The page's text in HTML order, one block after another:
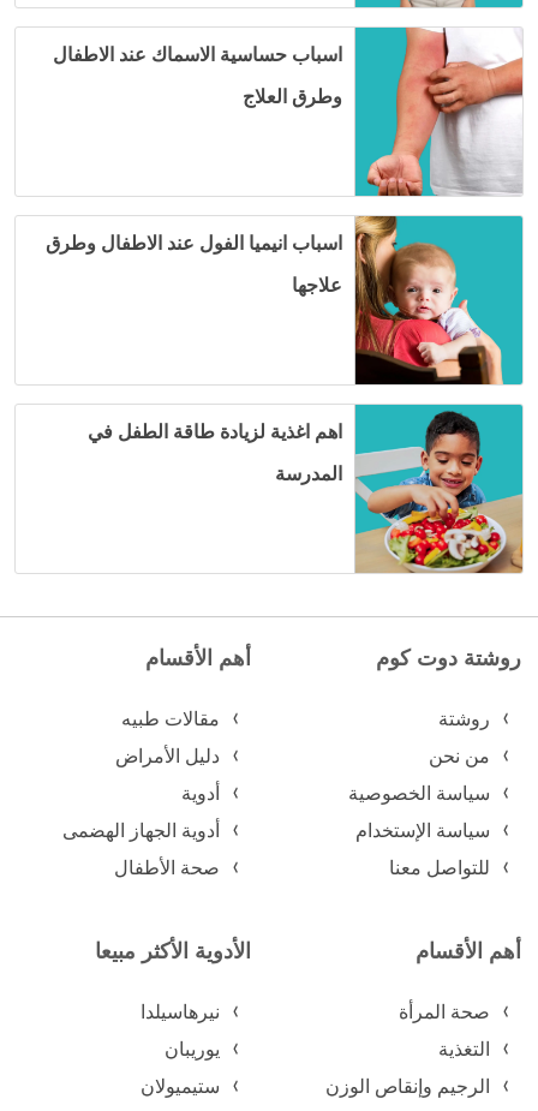
اسباب حساسية الاسماك عند الاطفال
وطرق العلاج
اسباب انيميا الفول عند الاطفال وطرق
علاجها
اهم اغذية لزيادة طاقة الطفل في
المدرسة
روشتة دوت كوم
روشتة
من نحن
سياسة الخصوصية
سياسة الإستخدام
للتواصل معنا
أهم الأقسام
مقالات طبيه
دليل الأمراض
أدوية
أدوية الجهاز الهضمى
صحة الأطفال
أهم الأقسام
صحة المرأة
التغذية
الرجيم وإنقاص الوزن
الأدوية الأكثر مبيعا
نيرهاسيلدا
يوريبان
ستيميولان